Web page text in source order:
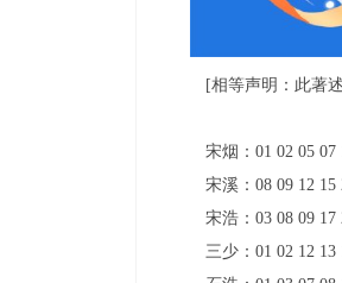
[相等声明：此著述
宋烟：01 02 05 07
宋溪：08 09 12 15
宋浩：03 08 09 17
三少：01 02 12 13